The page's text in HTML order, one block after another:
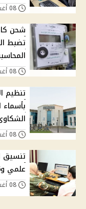
شحن
تضبط
تنظيم
علمي و64.06% أدبي والكليات المتوقعة